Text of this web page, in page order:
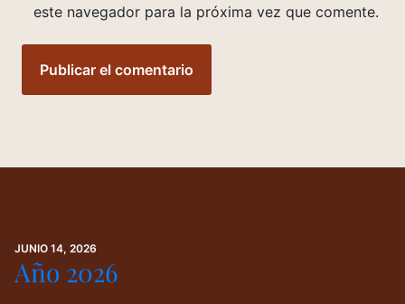
este navegador para la próxima vez que comente.
JUNIO 14, 2026
Año 2026